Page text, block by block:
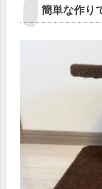
簡単な作り